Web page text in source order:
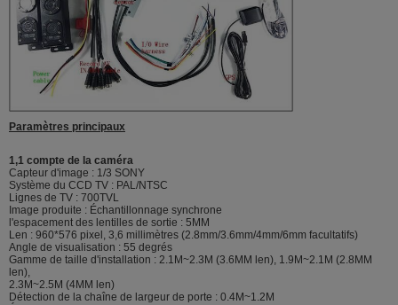
Paramètres principaux
1,1 compte de la caméra
Capteur d'image : 1/3 SONY
Système du CCD TV : PAL/NTSC
Lignes de TV : 700TVL
Image produite : Échantillonnage synchrone
l'espacement des lentilles de sortie : 5MM
Len : 960*576 pixel, 3,6 millimètres (2.8mm/3.6mm/4mm/6mm facultatifs)
Angle de visualisation : 55 degrés
Gamme de taille d'installation : 2.1M~2.3M (3.6MM len), 1.9M~2.1M (2.8MM
len),
2.3M~2.5M (4MM len)
Détection de la chaîne de largeur de porte : 0.4M~1.2M